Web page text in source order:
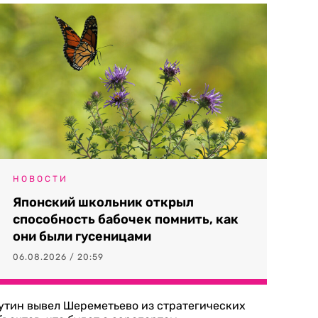
НОВОСТИ
Японский школьник открыл
способность бабочек помнить, как
они были гусеницами
06.08.2026 / 20:59
вывел Шереметьево из стратегических